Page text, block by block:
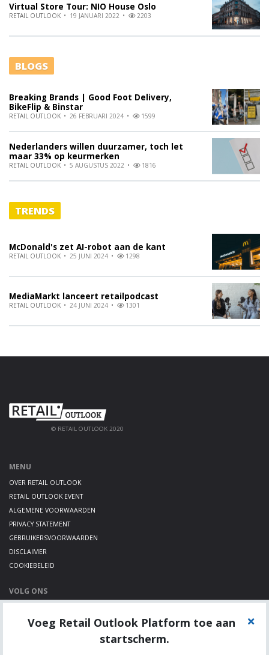
Virtual Store Tour: NIO House Oslo
RETAIL OUTLOOK 19 JANUARI 2022 2203
BLOGS
Breaking Brands | Good Foot Delivery,
BikeFlip & Binstar
RETAIL OUTLOOK 26 FEBRUARI 2024 1599
Nederlanders willen duurzamer, toch let
maar 33% op keurmerken
RETAIL OUTLOOK 5 AUGUSTUS 2022 1816
TRENDS
McDonald's zet AI-robot aan de kant
RETAIL OUTLOOK 25 JUNI 2024 1298
MediaMarkt lanceert retailpodcast
RETAIL OUTLOOK 24 JUNI 2024 1301
© RETAIL OUTLOOK 2020
MENU
OVER RETAIL OUTLOOK
RETAIL OUTLOOK EVENT
ALGEMENE VOORWAARDEN
PRIVACY STATEMENT
GEBRUIKERSVOORWAARDEN
DISCLAIMER
COOKIEBELEID
VOLG ONS
TWITTER
Voeg Retail Outlook Platform toe aan
startscherm.